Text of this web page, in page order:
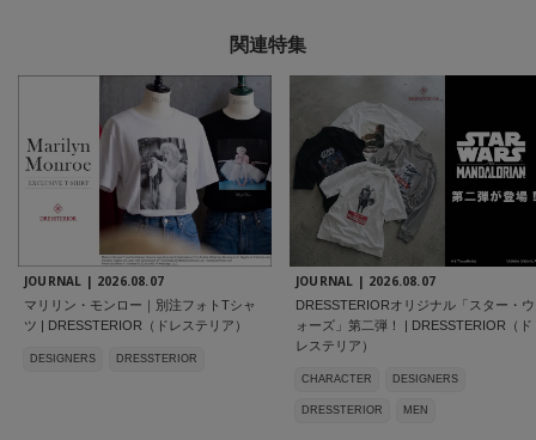
関連特集
JOURNAL | 2026.08.07
マリリン・モンロー｜別注フォトTシャ
ツ | DRESSTERIOR（ドレステリア）
DESIGNERS DRESSTERIOR
JOURNAL | 2026.08.07
DRESSTERIORオリジナル「スター・ウ
ォーズ」第二弾！ | DRESSTERIOR（ド
レステリア）
CHARACTER DESIGNERS
DRESSTERIOR MEN